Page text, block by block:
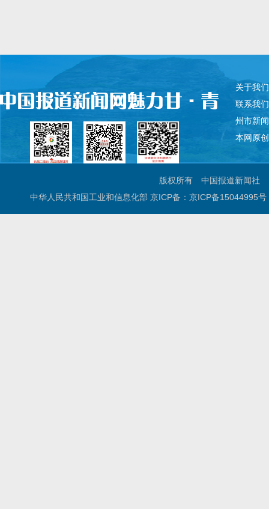
关于我们
联系我们
州市新闻
本网原创
版权所有 中国报道新闻社
法律专职律师：覃健
主编
中华人民共和国工业和信息化部 京ICP备：京ICP备15044995号